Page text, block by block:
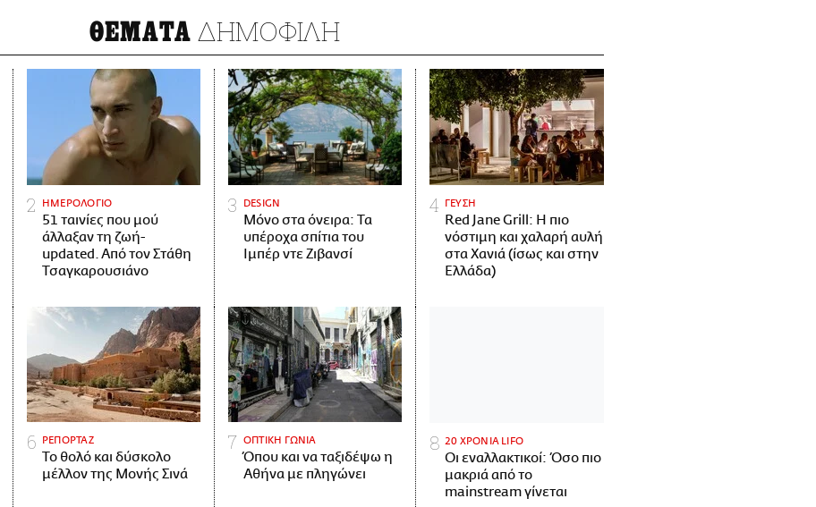
ΘΕΜΑΤΑ ΔΗΜΟΦΙΛΗ
ΗΜΕΡΟΛΟΓΙΟ
51 ταινίες που μού
άλλαξαν τη ζωή-
updated. Aπό τον Στάθη
Τσαγκαρουσιάνο
DESIGN
Μόνο στα όνειρα: Τα
υπέροχα σπίτια του
Ιμπέρ ντε Ζιβανσί
ΓΕΥΣΗ
Red Jane Grill: Η πιο
νόστιμη και χαλαρή αυλή
στα Χανιά (ίσως και στην
Ελλάδα)
ΡΕΠΟΡΤΑΖ
Το θολό και δύσκολο
μέλλον της Μονής Σινά
ΟΠΤΙΚΗ ΓΩΝΙΑ
Όπου και να ταξιδέψω η
Αθήνα με πληγώνει
20 ΧΡΟΝΙΑ LIFO
Οι εναλλακτικοί: Όσο πιο
μακριά από το
mainstream γίνεται